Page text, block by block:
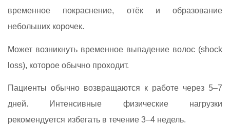
временное покраснение, отёк и образование
небольших корочек.
Может возникнуть временное выпадение волос (shock
loss), которое обычно проходит.
Пациенты обычно возвращаются к работе через 5–7
дней. Интенсивные физические нагрузки
рекомендуется избегать в течение 3–4 недель.